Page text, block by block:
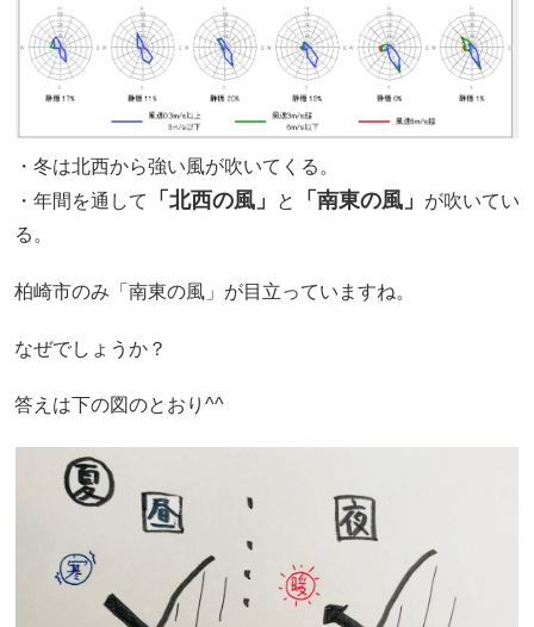
・冬は北西から強い風が吹いてくる。
・年間を通して
「北西の風」 と 「南東の風」
が吹いてい
る。
柏崎市のみ「南東の風」が目立っていますね。
なぜでしょうか？
答えは下の図のとおり^^